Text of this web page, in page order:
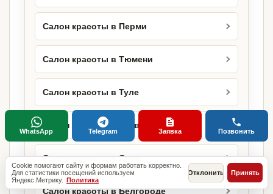
Салон красоты в Перми
Салон красоты в Тюмени
Салон красоты в Туле
Салон красоты в Ставрополе
Салон красоты в Сочи
Салон красоты в Белгороде
Cookie помогают сайту и формам работать корректно.
Для статистики посещений используем
Яндекс.Метрику. Политика
Отклонить Принять
WhatsApp Telegram Заявка Позвонить